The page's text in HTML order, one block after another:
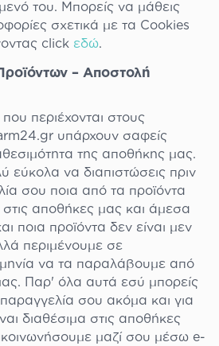
του. Μπορείς να μάθεις
σχετικά με τα Cookies
click εδώ.
– Αποστολή
περιέχονται στους
υπάρχουν σαφείς
της αποθήκης μας.
εύκολα να διαπιστώσεις πριν
σου ποια από τα προϊόντα
στις αποθήκες μας και άμεσα
ποια προϊόντα δεν είναι μεν
περιμένουμε σε
να τα παραλάβουμε από
Παρ' όλα αυτά εσύ μπορείς
σου ακόμα και για
διαθέσιμα στις αποθήκες
μαζί σου μέσω e-